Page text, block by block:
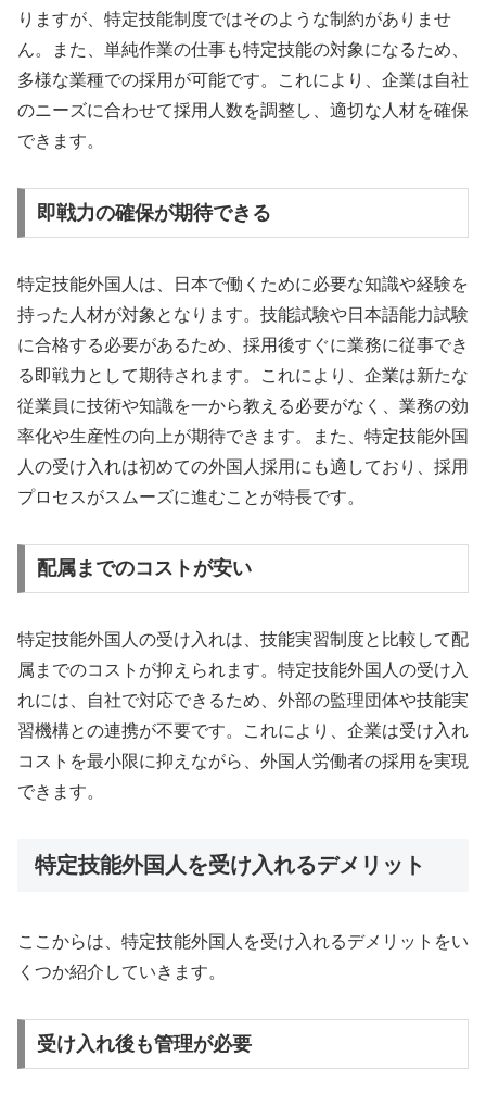
りますが、特定技能制度ではそのような制約がありませ
ん。また、単純作業の仕事も特定技能の対象になるため、
多様な業種での採用が可能です。これにより、企業は自社
のニーズに合わせて採用人数を調整し、適切な人材を確保
できます。
即戦力の確保が期待できる
特定技能外国人は、日本で働くために必要な知識や経験を
持った人材が対象となります。技能試験や日本語能力試験
に合格する必要があるため、採用後すぐに業務に従事でき
る即戦力として期待されます。これにより、企業は新たな
従業員に技術や知識を一から教える必要がなく、業務の効
率化や生産性の向上が期待できます。また、特定技能外国
人の受け入れは初めての外国人採用にも適しており、採用
プロセスがスムーズに進むことが特長です。
配属までのコストが安い
特定技能外国人の受け入れは、技能実習制度と比較して配
属までのコストが抑えられます。特定技能外国人の受け入
れには、自社で対応できるため、外部の監理団体や技能実
習機構との連携が不要です。これにより、企業は受け入れ
コストを最小限に抑えながら、外国人労働者の採用を実現
できます。
特定技能外国人を受け入れるデメリット
ここからは、特定技能外国人を受け入れるデメリットをい
くつか紹介していきます。
受け入れ後も管理が必要